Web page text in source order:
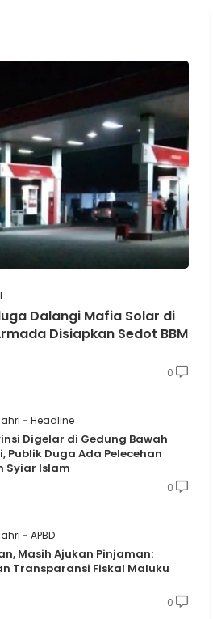
Dalangi Mafia Solar di
Disiapkan Sedot BBM
0
Headline
Digelar di Gedung Bawah
Publik Duga Ada Pelecehan
Syiar Islam
0
APBD
Masih Ajukan Pinjaman:
Transparansi Fiskal Maluku
0